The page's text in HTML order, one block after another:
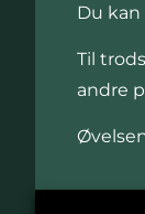
Du kan
Til
andre